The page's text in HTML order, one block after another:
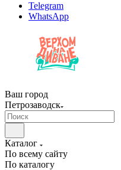
Telegram
WhatsApp
Ваш город
Петрозаводск
Каталог
По всему сайту
По каталогу